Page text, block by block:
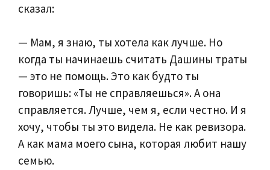
сказал:
— Мам, я знаю, ты хотела как лучше. Но
когда ты начинаешь считать Дашины траты
— это не помощь. Это как будто ты
говоришь: «Ты не справляешься». А она
справляется. Лучше, чем я, если честно. И я
хочу, чтобы ты это видела. Не как ревизора.
А как мама моего сына, которая любит нашу
семью.